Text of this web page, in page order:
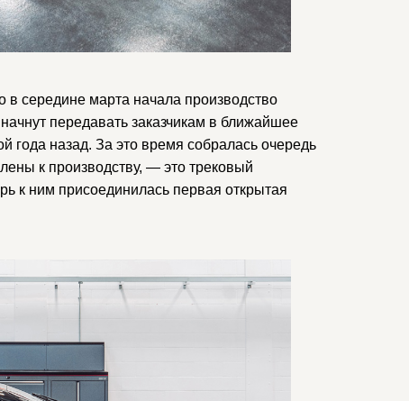
в середине марта начала производство
передавать заказчикам в ближайшее
года назад. За это время собралась очередь
к производству, — это трековый
к ним присоединилась первая открытая